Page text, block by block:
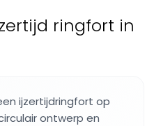
ringfort in
ijzertijdringfort op
ontwerp en